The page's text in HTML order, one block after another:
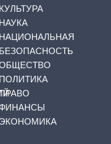
КУЛЬТУРА
НАУКА
НАЦИОНАЛЬНАЯ
БЕЗОПАСНОСТЬ
ПОЛИТИКА
ФИНАНСЫ
ЭКОНОМИКА